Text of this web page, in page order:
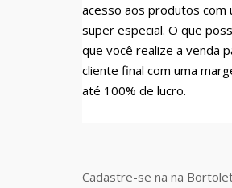
acesso aos produtos com
super especial. O que
que você realize a venda
cliente final com uma
até 100% de lucro.
Cadastre-se na na